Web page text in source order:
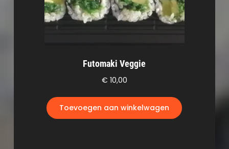
Futomaki Veggie
€ 10,00
Toevoegen aan winkelwagen